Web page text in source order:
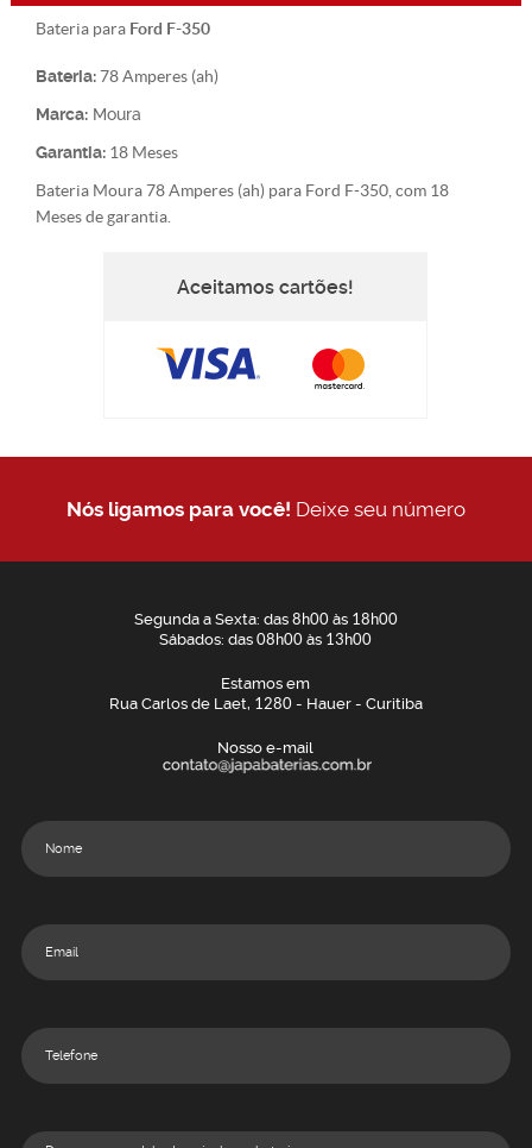
Bateria para Ford F-350
Bateria:78 Amperes (ah)
Marca: Moura
Garantia: 18 Meses
Bateria Moura 78 Amperes (ah) para Ford F-350, com 18
Meses de garantia.
Aceitamos cartões!
Nós ligamos para você! Deixe seu número
Segunda a Sexta: das 8h00às 18h00
Sábados: das08h00 às 13h00
Estamos em
Rua Carlos de Laet, 1280- Hauer - Curitiba
Nosso e-mail